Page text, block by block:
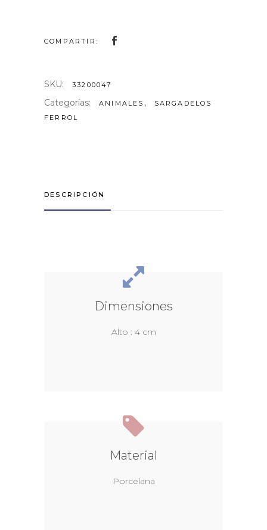
COMPARTIR:
SKU: 33200047
Categorías: ANIMALES ,
SARGADELOS
FERROL
DESCRIPCIÓN
Dimensiones
Alto : 4 cm
Material
Porcelana